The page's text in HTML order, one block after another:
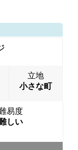
立地
小さな町
易度
しい